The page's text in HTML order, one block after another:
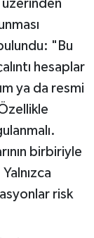
"Bu
hesaplar
ya da resmi
birbiriyle
risk